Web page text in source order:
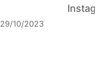
29/10/2023